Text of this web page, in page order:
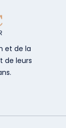
et de la
de leurs